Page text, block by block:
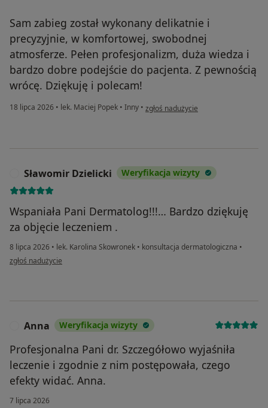
Sam zabieg został wykonany delikatnie i
precyzyjnie, w komfortowej, swobodnej
atmosferze. Pełen profesjonalizm, duża wiedza i
bardzo dobre podejście do pacjenta. Z pewnością
wrócę. Dziękuję i polecam!
18 lipca 2026 • lek. Maciej Popek • Inny • w opinii użytkownika Irek
zgłoś nadużycie
Sławomir Dzielicki Weryfikacja wizyty
Wspaniała Pani Dermatolog!!!… Bardzo dziękuję
za objęcie leczeniem .
8 lipca 2026 • lek. Karolina Skowronek • konsultacja dermatologiczna •
w opinii użytkownika Sławomir Dzielicki
zgłoś nadużycie
Anna Weryfikacja wizyty
Profesjonalna Pani dr. Szczegółowo wyjaśniła
leczenie i zgodnie z nim postępowała, czego
efekty widać. Anna.
7 lipca 2026